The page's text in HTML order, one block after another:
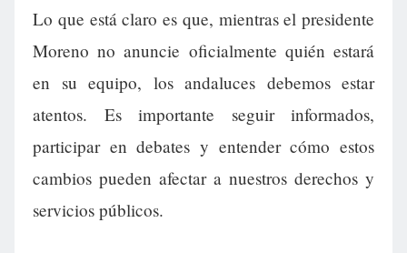
Lo que está claro es que, mientras el presidente
Moreno no anuncie oficialmente quién estará
en su equipo, los andaluces debemos estar
atentos. Es importante seguir informados,
participar en debates y entender cómo estos
cambios pueden afectar a nuestros derechos y
servicios públicos.